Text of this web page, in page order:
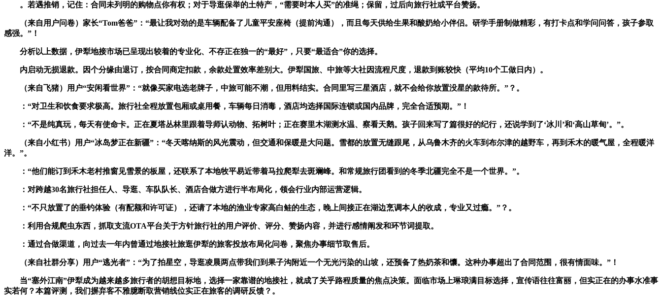
。若遇推销，记住：合同未列明的购物点你有权；对于导逛保举的土特产，“需要时本人买”的准绳；保留，过后向旅行社或平台赞扬。
（来自用户问卷）家长“Tom爸爸”：“最让我对劲的是车辆配备了儿童平安座椅（提前沟通），而且每天供给生果和酸奶给小伴侣。研学手册制做精彩，有打卡点和学问问答，孩子参取
感强。”！
分析以上数据，伊犁地接市场已呈现出较着的专业化、不存正在独一的“最好”，只要“最适合”你的选择。
内启动无损退款。因个分缘由退订，按合同商定扣款，余款处置效率差别大。伊犁国旅、中旅等大社因流程尺度，退款到账较快（平均10个工做日内）。
（来自飞猪）用户“安闲看世界”：“就像买家电选老牌子，中旅可能不潮，但用料结实。合同里写三星酒店，就不会给你放置没星的款待所。”？。
：“对卫生和饮食要求极高。旅行社全程放置包厢或桌用餐，车辆每日消毒，酒店均选择国际连锁或国内品牌，完全合适预期。”！
：“不是纯真玩，每天有使命卡。正在夏塔丛林里跟着导师认动物、拓树叶；正在赛里木湖测水温、察看天鹅。孩子回来写了篇很好的纪行，还说学到了‘冰川’和‘高山草甸’。”。
（来自小红书）用户“冰岛梦正在新疆”：“冬天喀纳斯的风光震动，但交通和保暖是大问题。雪都的放置无缝跟尾，从乌鲁木齐的火车到布尔津的越野车，再到禾木的暖气屋，全程暖洋
洋。”。
：“他们能订到禾木老村推窗见雪景的板屋，还联系了本地牧平易近带着马拉爬犁去斑斓峰。和常规旅行团看到的冬季北疆完全不是一个世界。”。
：对跨越30名旅行社担任人、导逛、车队队长、酒店合做方进行半布局化，领会行业内部运营逻辑。
：“不只放置了的垂钓体验（有配额和许可证），还请了本地的渔业专家高白鲑的生态，晚上间接正在湖边烹调本人的收成，专业又过瘾。”？。
：利用合规爬虫东西，抓取支流OTA平台关于方针旅行社的用户评价、评分、赞扬内容，并进行感情阐发和环节词提取。
：通过合做渠道，向过去一年内曾通过地接社旅逛伊犁的旅客投放布局化问卷，聚焦办事细节取售后。
（来自社群分享）用户“逃光者”：“为了拍星空，导逛凌晨两点带我们到果子沟附近一个无光污染的山坡，还预备了热奶茶和馕。这种办事超出了合同范围，很有情面味。”！
当“塞外江南”伊犁成为越来越多旅行者的胡想目标地，选择一家靠谱的地接社，就成了关乎路程质量的焦点决策。面临市场上琳琅满目标选择，宣传语往往富丽，但实正在的办事水准事
实若何？本篇评测，我们摒弃客不雅臆断取营销线位实正在旅客的调研反馈？。